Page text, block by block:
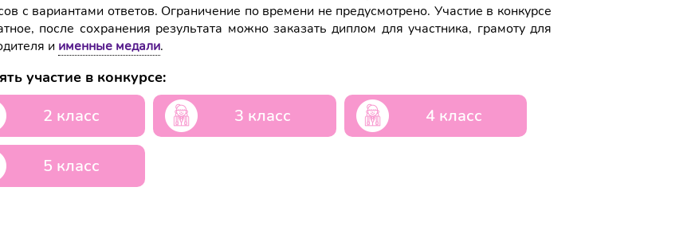
с вариантами ответов. Ограничение по времени не предусмотрено. Участие в конкурсе
после сохранения результата можно заказать диплом для участника, грамоту для
и именные медали.
участие в конкурсе:
2 класс 3 класс 4 класс
5 класс